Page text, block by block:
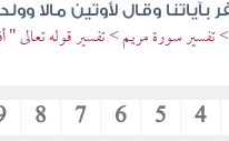
بآياتنا وقال لأوتين مالا
تفسير سورة مريم > تفسير قوله تعالى "
4
5
6
7
8